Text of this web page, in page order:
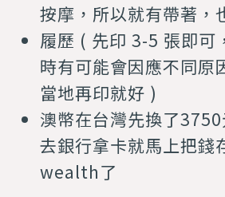
按摩，所以就有帶著，
履歷 ( 先印 3-5 張即可
時有可能會因應不同原
當地再印就好 )
澳幣在台灣先換了
去銀行拿卡就馬上把錢
wealth了